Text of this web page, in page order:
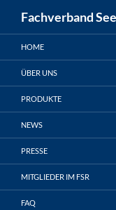
Inhalt
springen
Fachverband
HOME
ÜBER UNS
PRODUKTE
NEWS
PRESSE
MITGLIEDER IM FSR
FAQ